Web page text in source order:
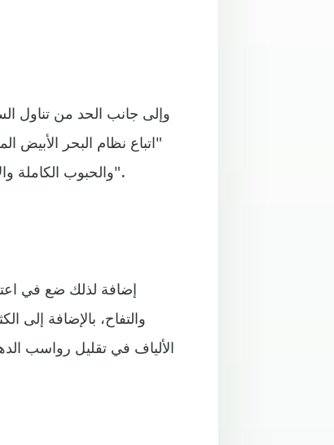
وإلى جانب الحد من تناول
"اتباع نظام البحر الأبيض
والحبوب الكاملة والأسماك الدهنية قد يكون أفضل استراتيجية لتقليل الدهون في الكبد".
إضافة لذلك ضع في
والتفاح، بالإضافة إلى
الألياف في تقليل رواسب